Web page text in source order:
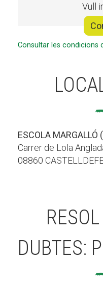
Vull
Consultar les condicions
ESCOLA MARGALLÓ
Carrer de Lola
08860
DUBTES: